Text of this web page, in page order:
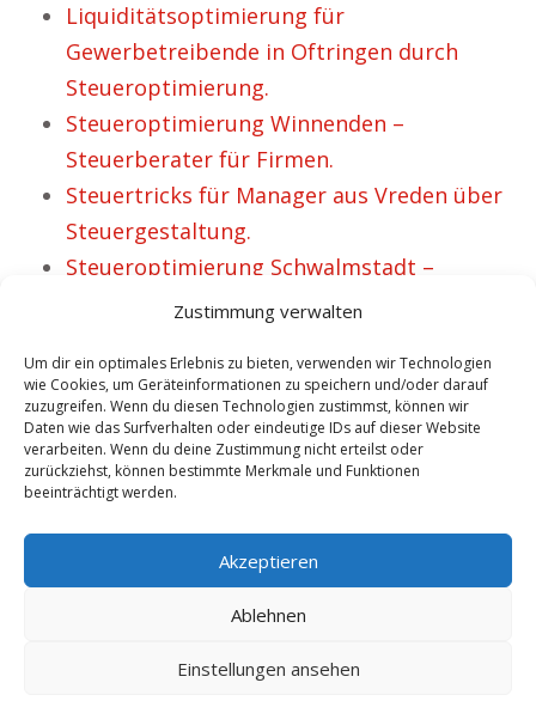
Zustimmung verwalten
Um dir ein optimales Erlebnis zu bieten, verwenden wir Technologien
wie Cookies, um Geräteinformationen zu speichern und/oder darauf
zuzugreifen. Wenn du diesen Technologien zustimmst, können wir
Daten wie das Surfverhalten oder eindeutige IDs auf dieser Website
verarbeiten. Wenn du deine Zustimmung nicht erteilst oder
zurückziehst, können bestimmte Merkmale und Funktionen
beeinträchtigt werden.
Akzeptieren
Ablehnen
Einstellungen ansehen
Liquiditätsoptimierung für
Gewerbetreibende in Oftringen durch
Steueroptimierung.
Steueroptimierung Winnenden –
Steuerberater für Firmen.
Steuertricks für Manager aus Vreden über
Steuergestaltung.
Steueroptimierung Schwalmstadt –
Steuerberater für Unternehmen.
Walldorf.
Steuergestaltung Steueroptimierung
Freyung – 8 zufriedene Personen.
Steuergestaltung Delberg mehr Freiheit,
No tags for this post.
Copyright 2025 by besitogo.com - Steuergestaltung - Steueroptimierung